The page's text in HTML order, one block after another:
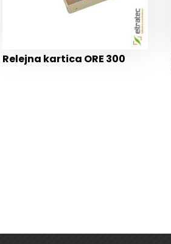
Relejna kartica ORE 300